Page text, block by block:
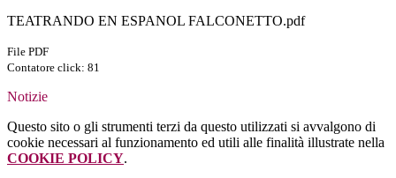
TEATRANDO EN ESPANOL FALCONETTO.pdf
File PDF
Contatore click: 81
Notizie
Questo sito o gli strumenti terzi da questo utilizzati si avvalgono di
cookie necessari al funzionamento ed utili alle finalità illustrate nella
COOKIE POLICY.